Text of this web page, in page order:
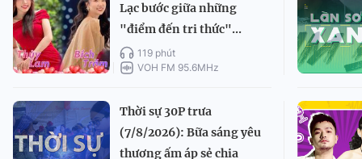
Lạc bước giữa những
"điểm đến tri thức"...
119 phút
VOH FM 95.6MHz
Thời sự 30P trưa
(7/8/2026): Bữa sáng yêu
thương ấm áp sẻ chia